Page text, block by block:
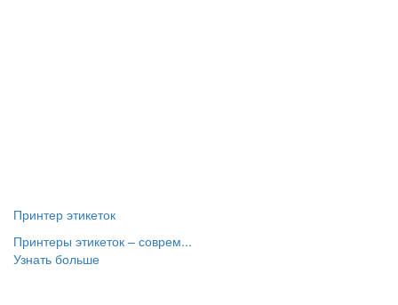
Принтер этикеток
Принтеры этикеток – соврем...
Узнать больше